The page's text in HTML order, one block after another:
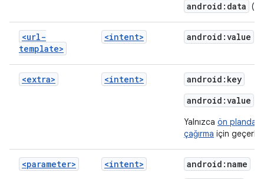
android:data
<url-
template>
<intent> android:value
<extra> <intent>
android:key
android:value
Yalnızca ön planda
çağırma için
<parameter> <intent>
android:name